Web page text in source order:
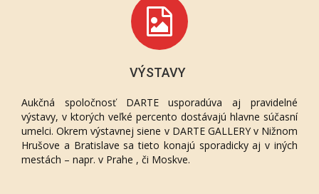
VÝSTAVY
Aukčná spoločnosť DARTE usporadúva aj pravidelné
výstavy, v ktorých veľké percento dostávajú hlavne súčasní
umelci. Okrem výstavnej siene v DARTE GALLERY v Nižnom
Hrušove a Bratislave sa tieto konajú sporadicky aj v iných
mestách – napr. v Prahe , či Moskve.